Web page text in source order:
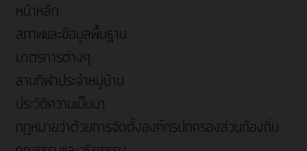
หน้าหลัก
สภาพและข้อมูลพื้นฐาน
มาตรการต่างๆ
ลานกีฬาประจำหมู่บ้าน
ประวัติความเป็นมา
กฎหมายว่าด้วยการจัดตั้งองค์กรปกครองส่วนท้องถิ่น